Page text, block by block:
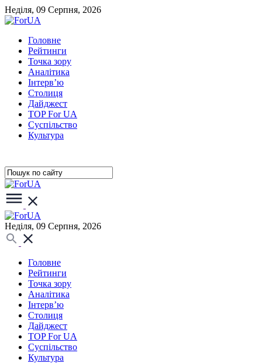
Неділя, 09 Серпня, 2026
Головне
Рейтинги
Точка зору
Аналітика
Інтерв’ю
Столиця
Дайджест
TOP For UA
Суспiльство
Культура
Неділя, 09 Серпня, 2026
Головне
Рейтинги
Точка зору
Аналітика
Інтерв’ю
Столиця
Дайджест
TOP For UA
Суспiльство
Культура